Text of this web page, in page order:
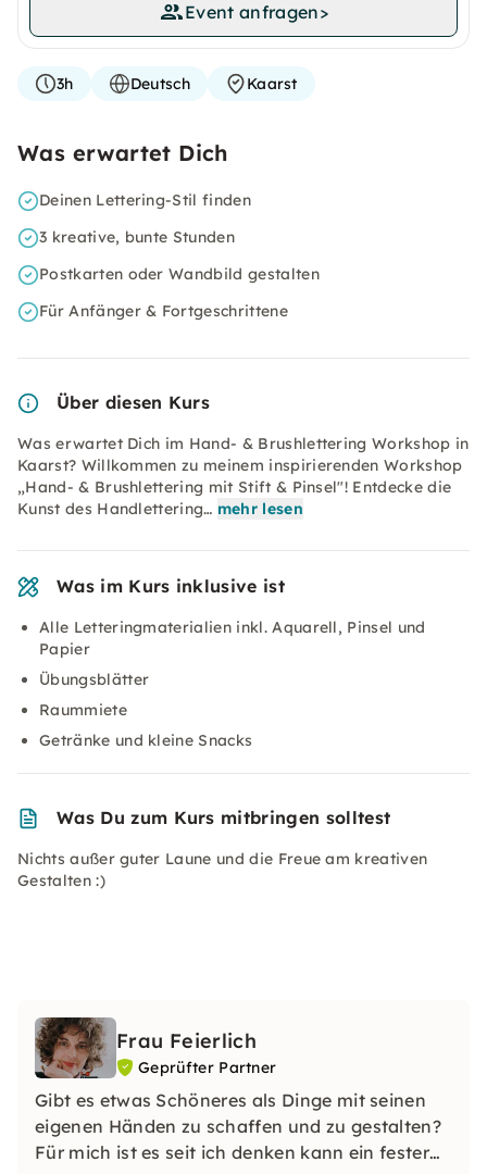
Event anfragen>
3h Deutsch Kaarst
Was erwartet Dich
Deinen Lettering-Stil finden
3 kreative, bunte Stunden
Postkarten oder Wandbild gestalten
Für Anfänger & Fortgeschrittene
Über diesen Kurs
Was erwartet Dich im Hand- & Brushlettering Workshop in
Kaarst? Willkommen zu meinem inspirierenden Workshop
„Hand- & Brushlettering mit Stift & Pinsel"! Entdecke die
Kunst des Handlettering… mehr lesen
Was im Kurs inklusive ist
Alle Letteringmaterialien inkl. Aquarell, Pinsel und
Papier
Übungsblätter
Raummiete
Getränke und kleine Snacks
Was Du zum Kurs mitbringen solltest
Nichts außer guter Laune und die Freue am kreativen
Gestalten :)
Frau Feierlich
Geprüfter Partner
Gibt es etwas Schöneres als Dinge mit seinen
eigenen Händen zu schaffen und zu gestalten?
Für mich ist es seit ich denken kann ein fester